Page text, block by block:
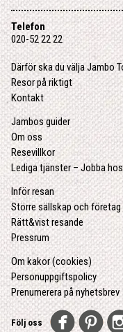
Telefon
020-52 22 22
Därför ska du välja Jambo
Resor på riktigt
Kontakt
Jambos guider
Om oss
Resevillkor
Lediga tjänster – Jobba
Inför resan
Större sällskap och företag
Rätt&vist resande
Pressrum
Om kakor (cookies)
Personuppgiftspolicy
Prenumerera på nyhetsbrev
Följ oss